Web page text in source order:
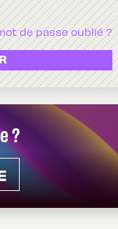
?
de passe oublié ?